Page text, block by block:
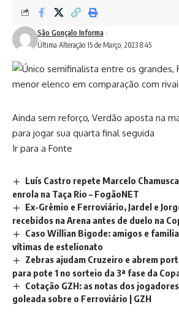
Última Alteração 15 de Março, 2023 8:45
São Gonçalo Informa
Ainda sem reforço, Verdão aposta na
para jogar sua quarta final seguida
Ir para a Fonte
Luís Castro repete Marcelo
enrola na Taça Rio – FogãoNET
Ex-Grêmio e Ferroviário, Jardel e
recebidos na Arena antes de duelo na
Caso Willian Bigode: amigos e
vítimas de estelionato
Zebras ajudam Cruzeiro e abrem
para pote 1 no sorteio da 3ª fase da
Cotação GZH: as notas dos
goleada sobre o Ferroviário | GZH